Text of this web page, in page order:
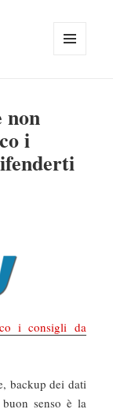
non
i
i consigli da
backup dei dati
senso è la